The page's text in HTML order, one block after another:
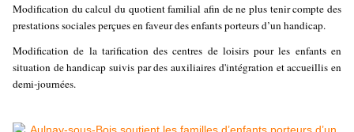
Modification du calcul du quotient familial afin de ne plus tenir compte des
prestations sociales perçues en faveur des enfants porteurs d’un handicap.
Modification de la tarification des centres de loisirs pour les enfants en
situation de handicap suivis par des auxiliaires d'intégration et accueillis en
demi-journées.